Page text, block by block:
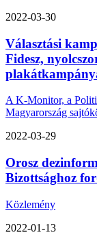
2022-03-30
Választási
Fidesz,
A K-Monitor, a
Magyarország
2022-03-29
Orosz
Bizottsághoz
Közlemény
2022-01-13